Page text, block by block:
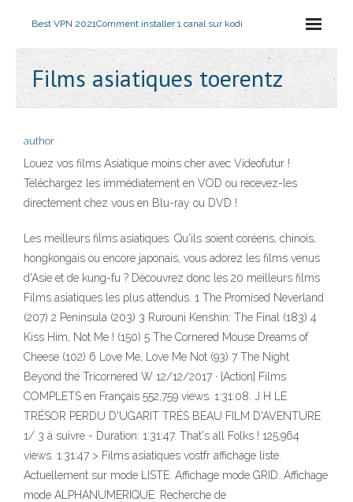
Best VPN 2021Comment installer 1 canal sur kodi
Films asiatiques toerentz
author
Louez vos films Asiatique moins cher avec Videofutur !
Téléchargez les immédiatement en VOD ou recevez-les
directement chez vous en Blu-ray ou DVD !
Les meilleurs films asiatiques. Qu'ils soient coréens, chinois,
hongkongais ou encore japonais, vous adorez les films venus
d'Asie et de kung-fu ? Découvrez donc les 20 meilleurs films
Films asiatiques les plus attendus. 1 The Promised Neverland
(207) 2 Peninsula (203) 3 Rurouni Kenshin: The Final (183) 4
Kiss Him, Not Me ! (150) 5 The Cornered Mouse Dreams of
Cheese (102) 6 Love Me, Love Me Not (93) 7 The Night
Beyond the Tricornered W 12/12/2017 · [Action] Films
COMPLETS en Français 552,759 views. 1:31:08. J H LE
TRÉSOR PERDU D'UGARIT TRÈS BEAU FILM D'AVENTURE
1/ 3 à suivre - Duration: 1:31:47. That's all Folks ! 125,964
views. 1:31:47 > Films asiatiques vostfr affichage liste.
Actuellement sur mode LISTE. Affichage mode GRID. Affichage
mode ALPHANUMERIQUE. Recherche de